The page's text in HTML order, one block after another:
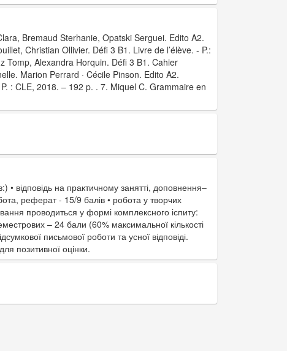
Bremaud Sterhanie, Opatski Serguei. Edito A2.
Christian Ollivier. Défi 3 B1. Livre de l’élève. - P.:
Tomp, Alexandra Horquin. Défi 3 B1. Cahier
Marion Perrard · Cécile Pinson. Edito A2.
: CLE, 2018. – 192 p. . 7. Miquel C. Grammaire en
відповідь на практичному занятті, доповнення–
реферат - 15/9 балів • робота у творчих
проводиться у формі комплексного іспиту:
– 24 бали (60% максимальної кількості
письмової роботи та усної відповіді.
позитивної оцінки.